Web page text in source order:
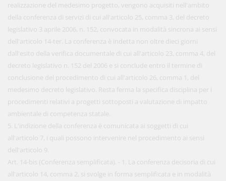
realizzazione del medesimo progetto, vengono acquisiti nell'ambito
della conferenza di servizi di cui all'articolo 25, comma 3, del decreto
legislativo 3 aprile 2006, n. 152, convocata in modalità sincrona ai sensi
dell'articolo 14-ter. La conferenza è indetta non oltre dieci giorni
dall'esito della verifica documentale di cui all'articolo 23, comma 4, del
decreto legislativo n. 152 del 2006 e si conclude entro il termine di
conclusione del procedimento di cui all'articolo 26, comma 1, del
medesimo decreto legislativo. Resta ferma la specifica disciplina per i
procedimenti relativi a progetti sottoposti a valutazione di impatto
ambientale di competenza statale.
5. L'indizione della conferenza è comunicata ai soggetti di cui
all'articolo 7, i quali possono intervenire nel procedimento ai sensi
dell'articolo 9.
Art. 14-bis (Conferenza semplificata). - 1. La conferenza decisoria di cui
all'articolo 14, comma 2, si svolge in forma semplificata e in modalità